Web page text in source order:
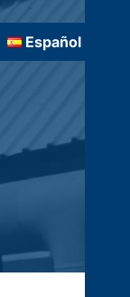
Español